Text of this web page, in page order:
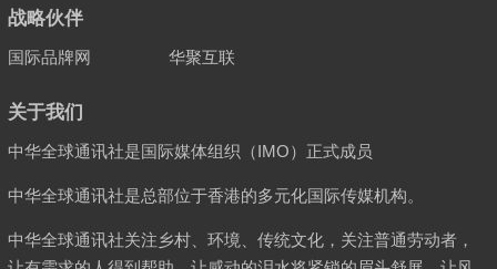
战略伙伴
国际品牌网 华聚互联
关于我们
中华全球通讯社是国际媒体组织（IMO）正式成员
中华全球通讯社是总部位于香港的多元化国际传媒机构。
中华全球通讯社关注乡村、环境、传统文化，关注普通劳动者，